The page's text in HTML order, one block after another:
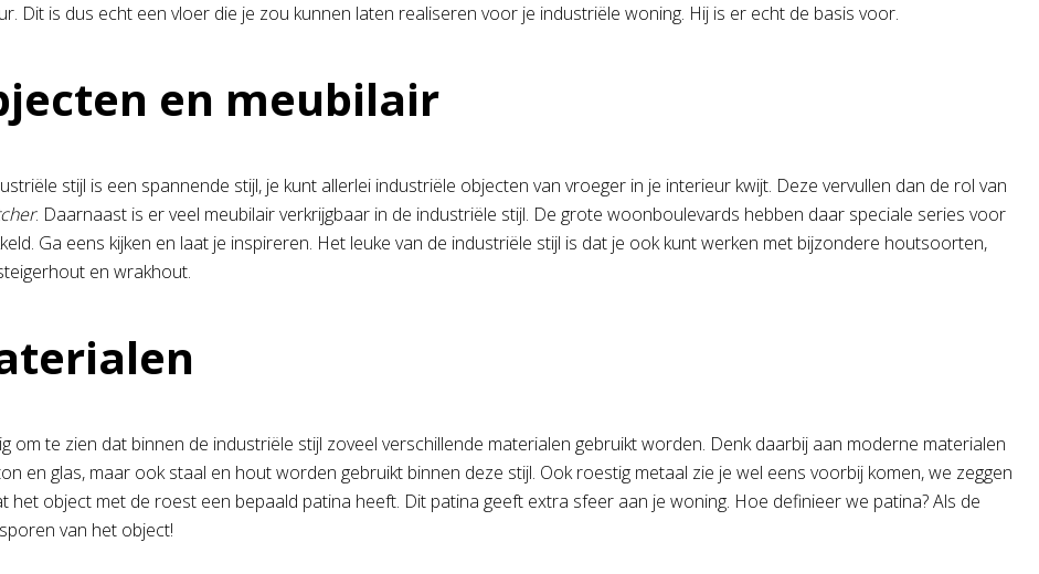
Dit is dus echt een vloer die je zou kunnen laten realiseren voor je industriële woning. Hij is er echt de basis voor.
en meubilair
stijl is een spannende stijl, je kunt allerlei industriële objecten van vroeger in je interieur kwijt. Deze vervullen dan de rol van
. Daarnaast is er veel meubilair verkrijgbaar in de industriële stijl. De grote woonboulevards hebben daar speciale series voor
Ga eens kijken en laat je inspireren. Het leuke van de industriële stijl is dat je ook kunt werken met bijzondere houtsoorten,
en wrakhout.
om te zien dat binnen de industriële stijl zoveel verschillende materialen gebruikt worden. Denk daarbij aan moderne materialen
en glas, maar ook staal en hout worden gebruikt binnen deze stijl. Ook roestig metaal zie je wel eens voorbij komen, we zeggen
het object met de roest een bepaald patina heeft. Dit patina geeft extra sfeer aan je woning. Hoe definieer we patina? Als de
van het object!